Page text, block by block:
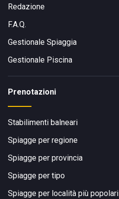
Redazione
F.A.Q.
Gestionale Spiaggia
Gestionale Piscina
Prenotazioni
Stabilimenti balneari
Spiagge per regione
Spiagge per provincia
Spiagge per tipo
Spiagge per località più popolari